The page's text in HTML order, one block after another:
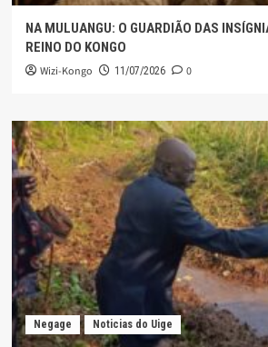
NA MULUANGU: O GUARDIÃO DAS
REINO DO KONGO
Wizi-Kongo 11/07/2026 0
Negage Noticias do Uige